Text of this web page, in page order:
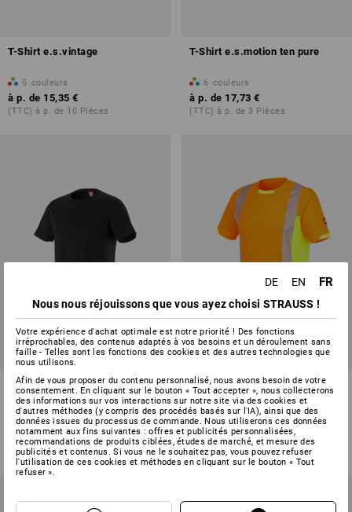
T-Shirt e.s.vintage
5 couleurs
à p. de 15,35 €
(TTC) à p. de 10 Pièces
T-Shirt e.s.motion ten pure
6 couleurs
à p. de 17,73 €
(TTC) à p. de 3 Pièces
T-Shirt e.s.industry
8 couleurs
à p. de 9,40 €
(TTC) à p. de 30 Pièces
T-shirt fonctionnel signal.
e.s.motion 2020
2 couleurs
à p. de 41,53 €
(TTC) à p. de 10 Pièces
DE EN FR
Nous nous réjouissons que vous ayez choisi STRAUSS !
Votre expérience d'achat optimale est notre priorité ! Des fonctions
irréprochables, des contenus adaptés à vos besoins et un déroulement sans
faille - Telles sont les fonctions des cookies et des autres technologies que
nous utilisons.
Afin de vous proposer du contenu personnalisé, nous avons besoin de votre
consentement. En cliquant sur le bouton « Tout accepter », nous collecterons
des informations sur vos interactions sur notre site via des cookies et
d'autres méthodes (y compris des procédés basés sur l'IA), ainsi que des
données issues du processus de commande. Nous utiliserons ces données
notamment aux fins suivantes : offres et publicités personnalisées,
recommandations de produits ciblées, études de marché, et mesure des
publicités et contenus. Si vous ne le souhaitez pas, vous pouvez refuser
l'utilisation de ces cookies et méthodes en cliquant sur le bouton « Tout
refuser ».